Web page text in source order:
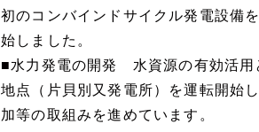
初のコンバインドサイクル発電設備
始しました。
■水力発電の開発 水資源の有効活用
地点（片貝別又発電所）を運転開始
加等の取組みを進めています。